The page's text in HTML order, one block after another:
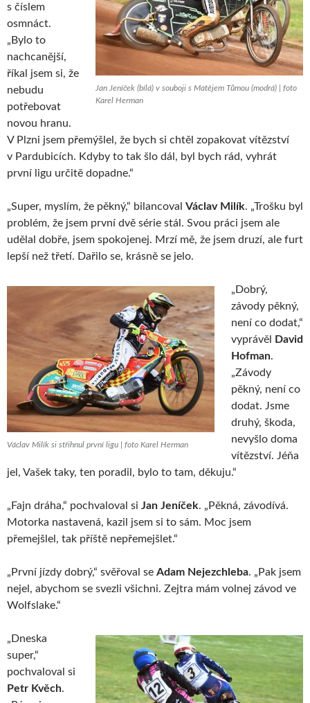
Jan Jeníček (bílá) v souboji s Matějem Tůmou (modrá) | foto
Karel Herman
s číslem
osmnáct.
„Bylo to
nachcanější,
říkal jsem si, že
nebudu
potřebovat
novou hranu.
V Plzni jsem přemýšlel, že bych si chtěl zopakovat vítězství
v Pardubicích. Kdyby to tak šlo dál, byl bych rád, vyhrát
první ligu určitě dopadne.“
„Super, myslím, že pěkný,“ bilancoval Václav Milík. „Trošku byl
problém, že jsem první dvě série stál. Svou práci jsem ale
udělal dobře, jsem spokojenej. Mrzí mě, že jsem druzí, ale furt
lepší než třetí. Dařilo se, krásně se jelo.
Václav Milík si střihnul první ligu | foto Karel Herman
„Dobrý,
závody pěkný,
není co dodat,“
vyprávěl
David
Hofman.
„Závody
pěkný, není co
dodat. Jsme
druhý, škoda,
nevyšlo doma
vítězství. Jéňa
jel, Vašek taky, ten poradil, bylo to tam, děkuju.“
„Fajn dráha,“ pochvaloval si Jan Jeníček. „Pěkná, závodívá.
Motorka nastavená, kazil jsem si to sám. Moc jsem
přemejšlel, tak příště nepřemejšlet.“
„První jízdy dobrý,“ svěřoval se Adam Nejezchleba. „Pak jsem
nejel, abychom se svezli všichni. Zejtra mám volnej závod ve
Wolfslake.“
„Dneska
super,“
pochvaloval si
Petr Kvěch.